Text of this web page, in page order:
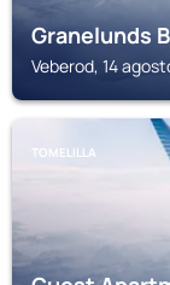
Granelunds
Veberod, 14
TOMELILLA